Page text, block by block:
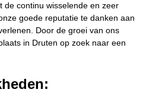
de continu wisselende en zeer
goede reputatie te danken aan
Door de groei van ons
in Druten op zoek naar een